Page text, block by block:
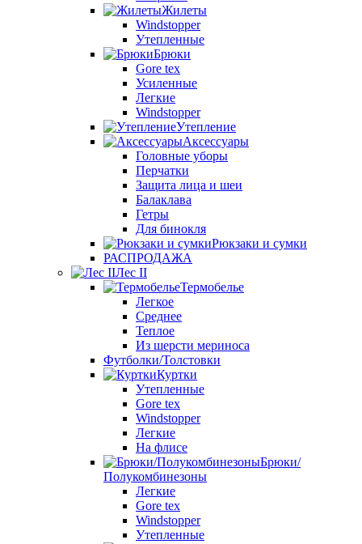
Жилеты
Windstopper
Утепленные
Брюки
Gore tex
Усиленные
Легкие
Windstopper
Утепление
Аксессуары
Головные уборы
Перчатки
Защита лица и шеи
Балаклава
Гетры
Для бинокля
Рюкзаки и сумки
РАСПРОДАЖА
Лес II
Термобелье
Легкое
Среднее
Теплое
Из шерсти мериноса
Футболки/Толстовки
Куртки
Утепленные
Gore tex
Windstopper
Легкие
На флисе
Брюки/
Полукомбинезоны
Легкие
Gore tex
Windstopper
Утепленные